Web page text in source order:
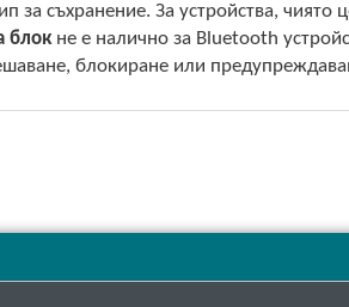
за съхранение. За устройства,
блокне е налично за Bluetooth
блокиране или